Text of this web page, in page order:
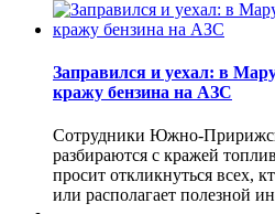
Заправился и уехал: в
кражу бензина на АЗС
Сотрудники Южно-
разбираются с кражей
просит откликнуться всех,
или располагает полезной